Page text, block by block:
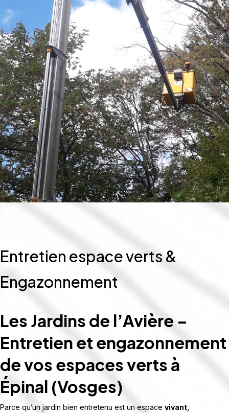
Entretien espace verts &
Engazonnement
Les Jardins de l’Avière –
Entretien et engazonnement
de vos espaces verts à
Épinal (Vosges)
Parce qu’un jardin bien entretenu est un espace vivant,